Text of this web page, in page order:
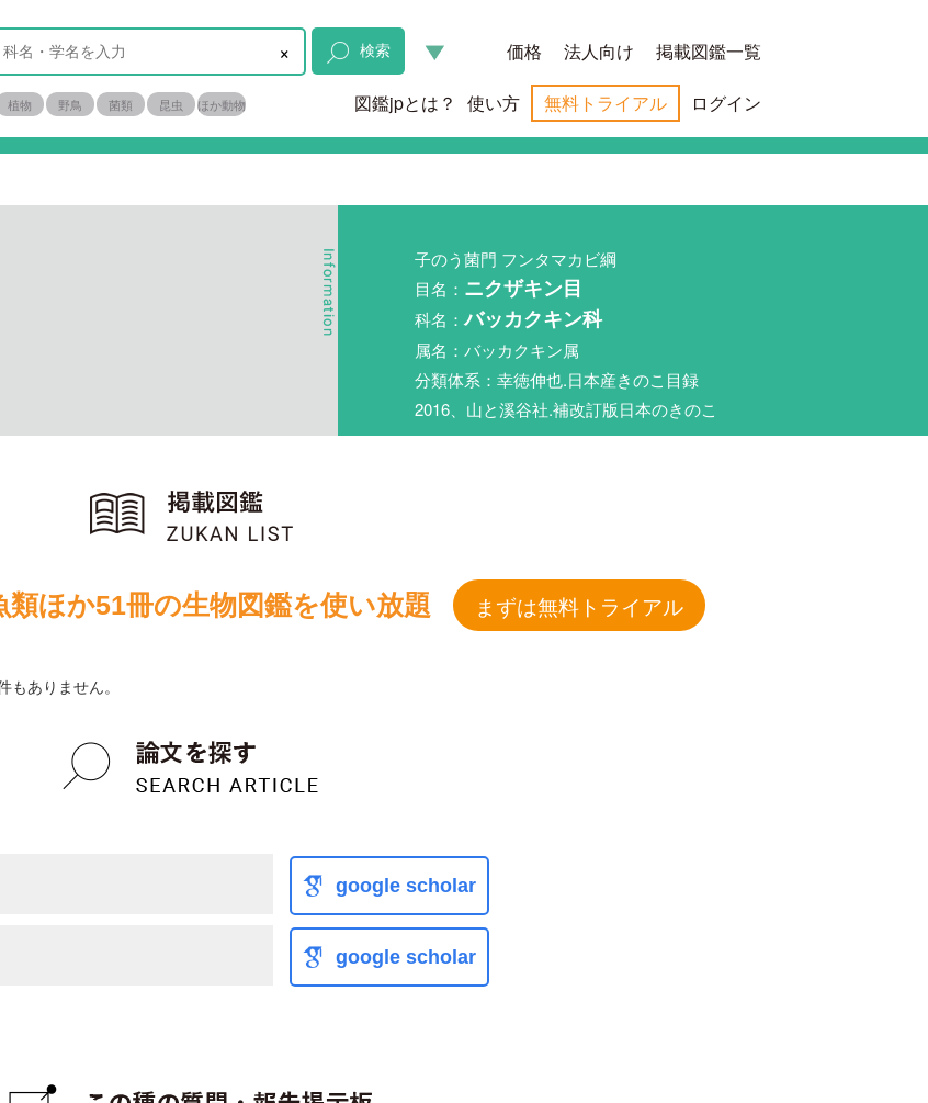
× 検索
植物 野鳥 菌類 昆虫 ほか動物
価格 法人向け 掲載図鑑一覧
図鑑jpとは？ 使い方 無料トライアル ログイン
子のう菌門 フンタマカビ綱
目名： ニクザキン目
科名：バッカクキン科
属名：バッカクキン属
分類体系：幸徳伸也.日本産きのこ目録
2016、山と溪谷社.補改訂版日本のきのこ
ほか51冊の生物図鑑を使い放題 まずは無料トライアル
ありません。
google scholar
google scholar